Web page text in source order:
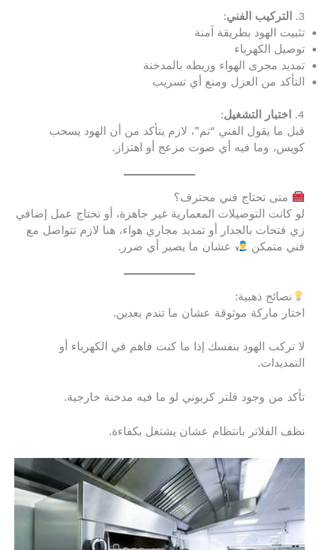
3. التركيب الفني:
تثبيت الهود بطريقة آمنة
توصيل الكهرباء
تمديد مجرى الهواء وربطه بالمدخنة
التأكد من العزل ومنع أي تسريب
4. اختبار التشغيل:
قبل ما يقول الفني “تم”، لازم يتأكد من أن الهود يسحب
كويس، وما فيه أي صوت مزعج أو اهتزاز.
متى تحتاج فني محترف؟
لو كانت التوصيلات المعمارية غير جاهزة، أو تحتاج عمل إضافي
زي فتحات بالجدار أو تمديد مجاري هواء، هنا لازم تتواصل مع
فني متمكن
عشان ما يصير أي ضرر.
نصائح ذهبية:
اختار ماركة موثوقة عشان ما تندم بعدين.
لا تركب الهود بنفسك إذا ما كنت فاهم في الكهرباء أو
التمديدات.
تأكد من وجود فلتر كربوني لو ما فيه مدخنة خارجية.
نظف الفلاتر بانتظام عشان يشتغل بكفاءة.